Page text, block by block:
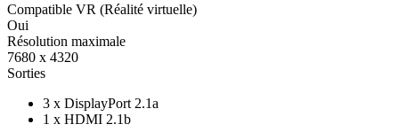
Compatible VR (Réalité virtuelle)
Oui
Résolution maximale
7680 x 4320
Sorties
3 x DisplayPort 2.1a
1 x HDMI 2.1b